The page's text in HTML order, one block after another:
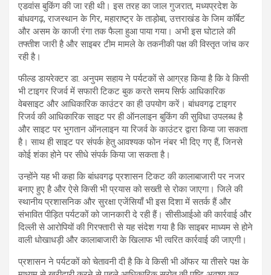
एडवांस बुकिंग की जा रही थी। इस तरह का जाल गुजरात, मध्यप्रदेश के
बांधवगढ़, राजस्थान के गिर, महाराष्ट्र के ताड़ोबा, उत्तराखंड के जिम कॉर्बेट
और असम के काजी रंगा तक फैला हुआ पाया गया। अभी इस घोटाले की
तफ्तीश जारी है और साइबर टीम मामले के तकनीकी पक्ष की विस्तृत जांच कर
रही है।
फील्ड डायरेक्टर डा. अनुपम सहाय ने पर्यटकों से आग्रह किया है कि वे किसी
भी टाइगर रिजर्व में सफारी टिकट बुक करते समय सिर्फ आधिकारिक
वेबसाइट और आधिकारिक काउंटर का ही उपयोग करें। बांधवगढ़ टाइगर
रिजर्व की आधिकारिक साइट पर ही ऑनलाइन बुकिंग की सुविधा उपलब्ध है
और साइट पर भुगतान ऑनलाइन या रिजर्व के काउंटर द्वारा किया जा सकता
है। साथ ही साइट पर संपर्क हेतु आवश्यक फोन नंबर भी दिए गए हैं, जिनसे
कोई शंका होने पर सीधे संपर्क किया जा सकता है।
उन्होंने यह भी कहा कि बांधवगढ़ प्रशासन टिकट की कालाबाजारी पर नजर
बनाए हुए है और ऐसे किसी भी प्रयास को सख्ती से रोका जाएगा। जिले की
स्थानीय प्रशासनिक और सुरक्षा एजेंसियाँ भी इस दिशा में सतर्क हैं और
संभावित पीड़ित पर्यटकों को जानकारी दे रही हैं। सीसीआईओ की कार्रवाई और
दिल्ली से आरोपियों की गिरफ्तारी से यह संदेश गया है कि साइबर माध्यम से होने
वाली धोखाधड़ी और कालाबाजारी के खिलाफ भी त्वरित कार्रवाई की जाएगी।
प्रशासन ने पर्यटकों को चेतावनी दी है कि वे किसी भी ऑफर या तीसरे पक्ष के